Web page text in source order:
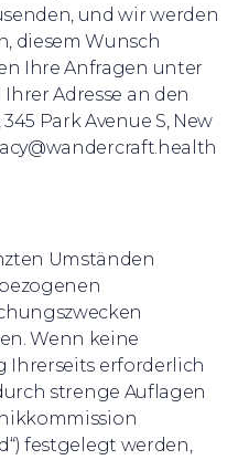
und wir werden
diesem Wunsch
Ihre Anfragen unter
Adresse an den
Park Avenue S, New
Umständen
Wenn keine
Ihrerseits erforderlich
strenge Auflagen
festgelegt werden,